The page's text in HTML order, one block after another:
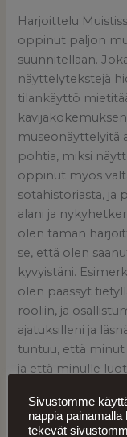
Harjoittelu
oppinut paljon
suunnitellaan.
näyttelytekstejä
tilankäyttö
museonäyttelyitä
pohtia, miksi
oppinut myös
sotahistoriasta, ja
alani ja
olen tämän
se, että olen
kyvyistäni.
olen päässyt
rooliin, ja
ajatuksilleni ja
tuntuu, että
ja että minulle
Vaikka
näkymin pro
Sivustomme
nappia
tekevät